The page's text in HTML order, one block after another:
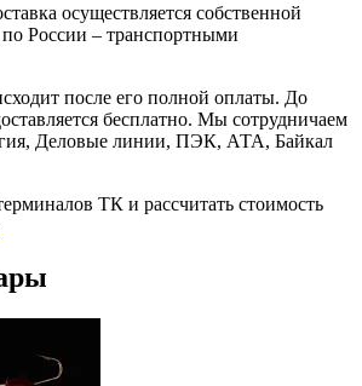
осуществляется собственной
России – транспортными
после его полной оплаты. До
бесплатно. Мы сотрудничаем
Деловые линии, ПЭК, АТА, Байкал
ТК и рассчитать стоимость